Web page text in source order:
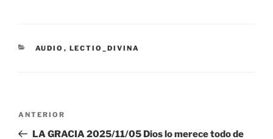
CATEGORÍAS
AUDIO , LECTIO_DIVINA
Entrada
anterior:
ANTERIOR
LA GRACIA 2025/11/05 Dios lo merece todo de